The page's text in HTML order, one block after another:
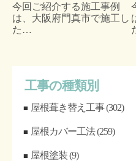
今回ご紹介する施工事例
は、大阪府門真市で施工し
た…
工事の種類別
屋根葺き替え工事(302)
屋根カバー工法(259)
屋根塗装(9)